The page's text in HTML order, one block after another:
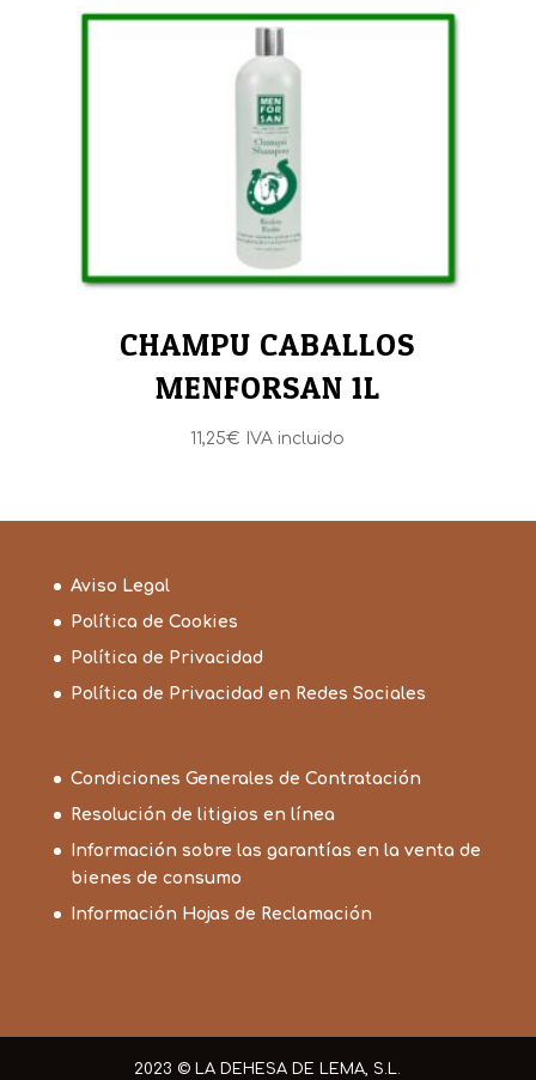
CHAMPU CABALLOS
MENFORSAN 1L
11,25€ IVA incluido
Aviso Legal
Política de Cookies
Política de Privacidad
Política de Privacidad en Redes Sociales
Condiciones Generales de Contratación
Resolución de litigios en línea
Información sobre las garantías en la venta de
bienes de consumo
Información Hojas de Reclamación
2023 © LA DEHESA DE LEMA, S.L.